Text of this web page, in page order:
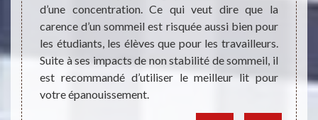
de
d’une concentration. Ce qui veut dire que la
carence d’un sommeil est risquée aussi bien pour
les étudiants, les élèves que pour les travailleurs.
Suite à ses impacts de non stabilité de sommeil, il
est recommandé d’utiliser le meilleur lit pour
votre épanouissement.